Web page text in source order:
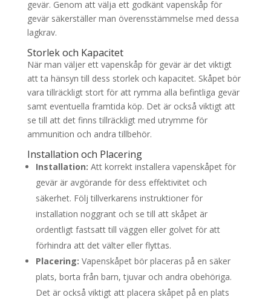
gevär. Genom att välja ett godkänt vapenskåp för
gevär säkerställer man överensstämmelse med dessa
lagkrav.
Storlek och Kapacitet
När man väljer ett vapenskåp för gevär är det viktigt
att ta hänsyn till dess storlek och kapacitet. Skåpet bör
vara tillräckligt stort för att rymma alla befintliga gevär
samt eventuella framtida köp. Det är också viktigt att
se till att det finns tillräckligt med utrymme för
ammunition och andra tillbehör.
Installation och Placering
Installation: Att korrekt installera vapenskåpet för
gevär är avgörande för dess effektivitet och
säkerhet. Följ tillverkarens instruktioner för
installation noggrant och se till att skåpet är
ordentligt fastsatt till väggen eller golvet för att
förhindra att det välter eller flyttas.
Placering: Vapenskåpet bör placeras på en säker
plats, borta från barn, tjuvar och andra obehöriga.
Det är också viktigt att placera skåpet på en plats